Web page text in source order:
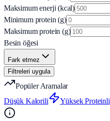
Maksimum enerji (kcal)
Minimum protein (g)
Maksimum protein (g)
Besin öğesi
Fark etmez
Filtreleri uygula
Popüler Aramalar
Düşük Kalorili
Yüksek Proteinli